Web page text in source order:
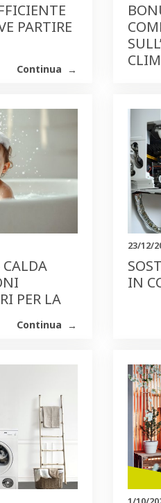
PARTIRE
Continua
PER LA
Continua
23/12/
IN